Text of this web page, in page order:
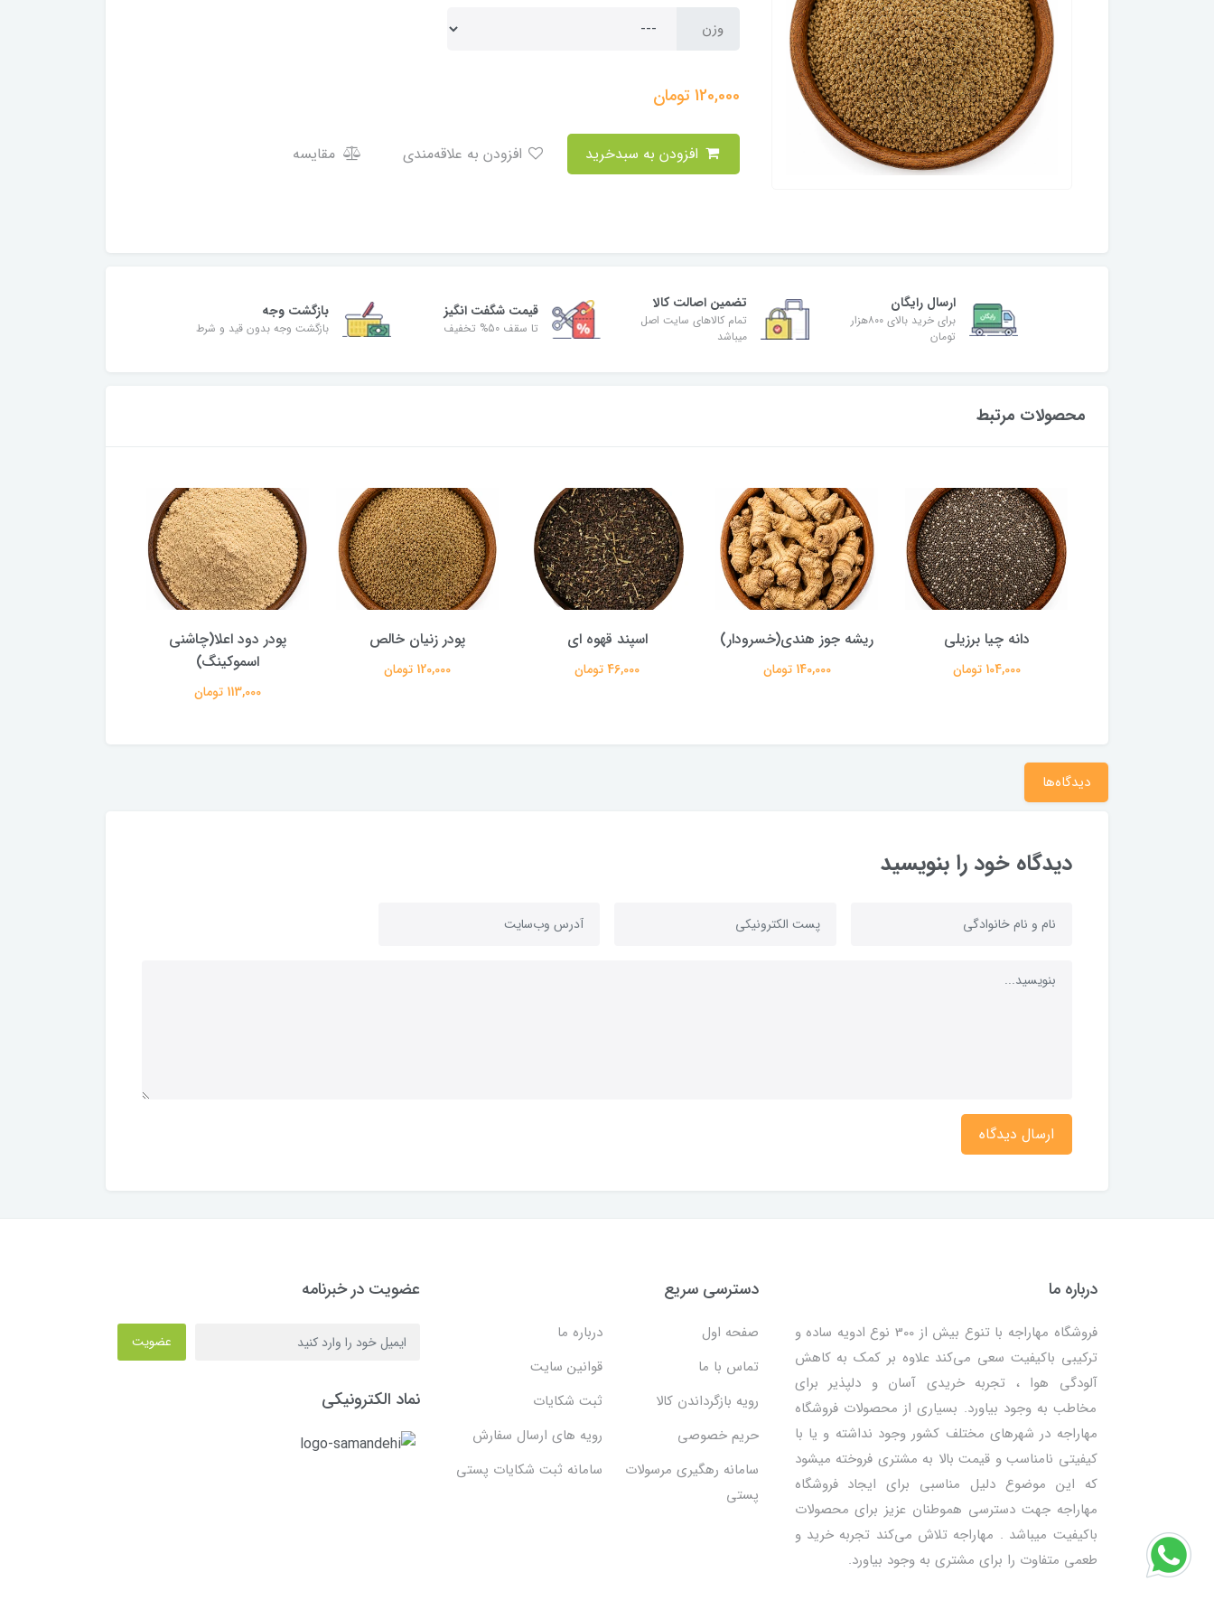
وزن
120,000تومان
مقایسه
ارسال رایگان
برای خرید بالای ۸۰۰هزار
تومان
تضمین اصالت کالا
تمام کالاهای سایت اصل
میباشد
قیمت شگفت انگیز
تا سقف 50% تخفیف
بازگشت وجه
بازگشت وجه بدون قید و شرط
محصولات مرتبط
دانه چیا برزیلی
104,000 تومان
ریشه جوز هندی(خسرودار)
140,000 تومان
اسپند قهوه ای
46,000 تومان
پودر زنیان خالص
120,000 تومان
پودر دود اعلا(چاشنی
اسموکینگ)
113,000 تومان
دیدگاه‌ها
دیدگاه خود را بنویسید
ارسال دیدگاه
درباره ما
فروشگاه مهاراجه با تنوع بیش از 300 نوع ادویه ساده و
ترکیبی باکیفیت سعی می‌کند علاوه بر کمک به کاهش
آلودگی هوا ، تجربه خریدی آسان و دلپذیر برای
مخاطب به وجود بیاورد. بسیاری از محصولات فروشگاه
مهاراجه در شهرهای مختلف کشور وجود نداشته و یا با
کیفیتی نامناسب و قیمت بالا به مشتری فروخته میشود
که این موضوع دلیل مناسبی برای ایجاد فروشگاه
مهاراجه جهت دسترسی هموطنان عزیز برای محصولات
باکیفیت میباشد . مهاراجه تلاش می‌کند تجربه خرید و
طعمی متفاوت را برای مشتری به وجود بیاورد.
دسترسی سریع
صفحه اول
درباره ما
تماس با ما
قوانین سایت
رویه بازگرداندن کالا
ثبت شکایات
حریم خصوصی
رویه های ارسال سفارش
سامانه رهگیری مرسولات
پستی
سامانه ثبت شکایات پستی
عضویت در خبرنامه
عضویت
نماد الکترونیکی